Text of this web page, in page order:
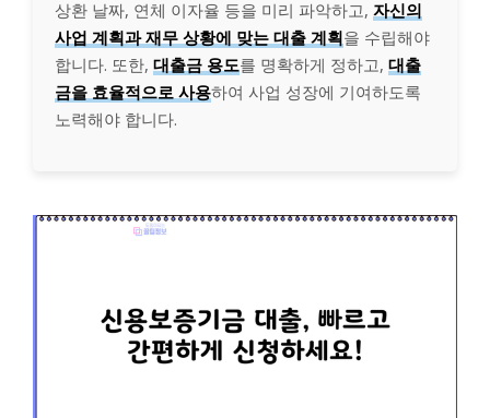
상환 날짜, 연체 이자율 등을 미리 파악하고, 자신의
사업 계획과 재무 상황에 맞는 대출 계획을 수립해야
합니다. 또한, 대출금 용도를 명확하게 정하고, 대출
금을 효율적으로 사용하여 사업 성장에 기여하도록
노력해야 합니다.